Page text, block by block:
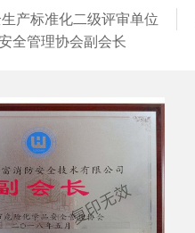
产标准化二级评审单位
全管理协会副会长